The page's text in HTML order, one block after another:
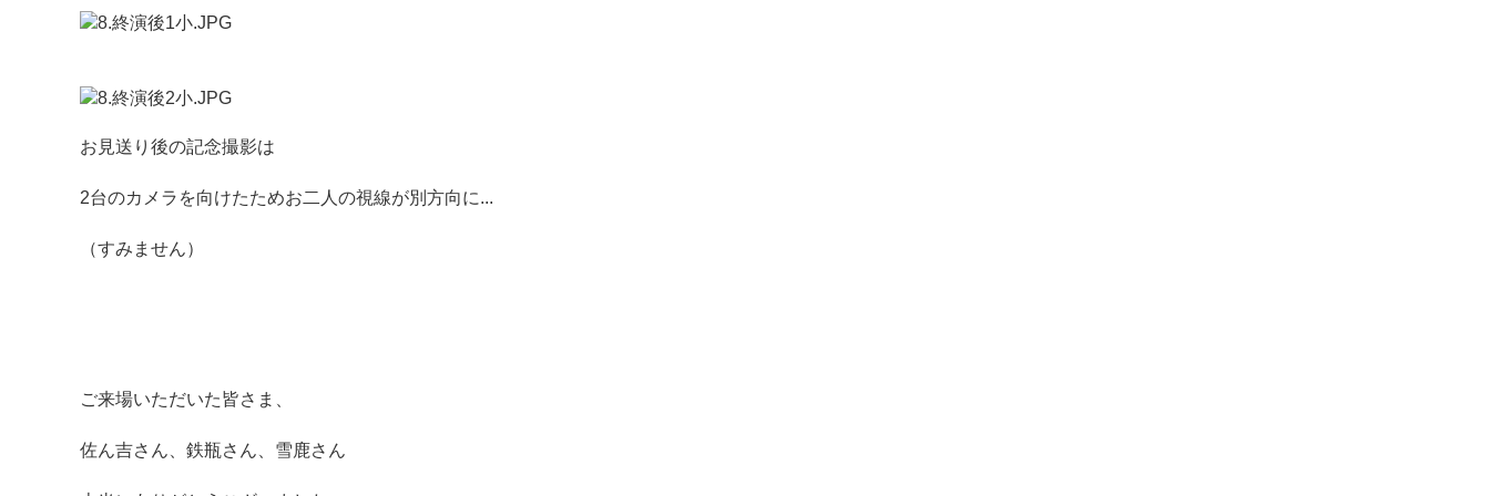
お見送り後の記念撮影は
2台のカメラを向けたためお二人の視線が別方向に...
（すみません）
ご来場いただいた皆さま、
佐ん吉さん、鉄瓶さん、雪鹿さん